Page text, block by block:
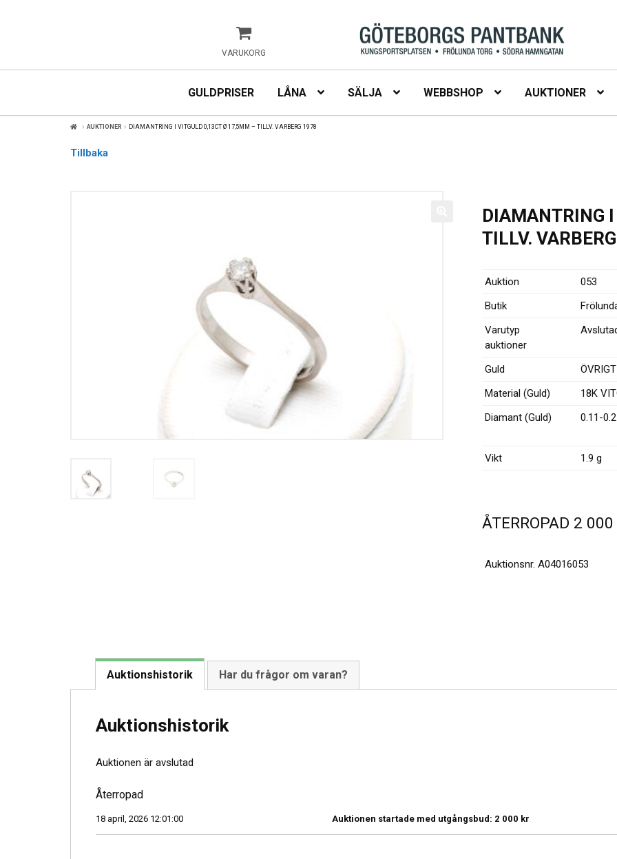
VARUKORG
GULDPRISER LÅNA SÄLJA WEBBSHOP AUKTIONER
AUKTIONER DIAMANTRING I VITGULD 0,13CT Ø 17,5MM – TILLV. VARBERG 1978
Tillbaka
DIAMANTRING
TILLV.
Auktion
053
Butik
Varutyp
auktioner
Guld
ÖVRIGT
Material (Guld)
18K
Diamant (Guld)
0.11-
Vikt 1.9 g
ÅTERROPAD 2 000
Auktionsnr. A04016053
Auktionshistorik Har du frågor om varan?
Auktionshistorik
Auktionen är avslutad
Återropad
18 april, 2026 12:01:00 Auktionen startade med utgångsbud: 2 000 kr